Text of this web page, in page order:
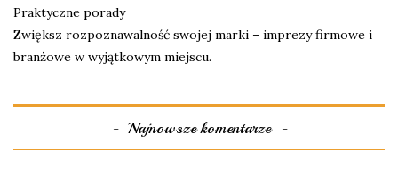
Praktyczne porady
Zwiększ rozpoznawalność swojej marki – imprezy firmowe i
branżowe w wyjątkowym miejscu.
Najnowsze komentarze